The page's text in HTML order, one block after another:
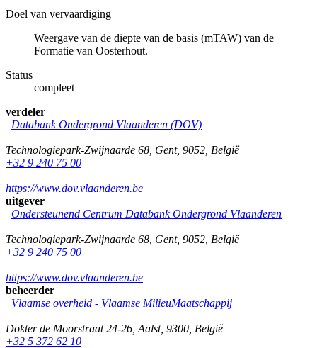
Doel van vervaardiging
Weergave van de diepte van de basis (mTAW) van de
Formatie van Oosterhout.
Status
compleet
verdeler
Databank Ondergrond Vlaanderen (DOV)
Technologiepark-Zwijnaarde 68 Gent, 9052 België
+32 9 240 75 00
https://www.dov.vlaanderen.be
uitgever
Ondersteunend Centrum Databank Ondergrond Vlaanderen
Technologiepark-Zwijnaarde 68 Gent, 9052 België
+32 9 240 75 00
https://www.dov.vlaanderen.be
beheerder
Vlaamse overheid - Vlaamse MilieuMaatschappij
Dokter de Moorstraat 24-26 Aalst, 9300 België
+32 5 372 62 10